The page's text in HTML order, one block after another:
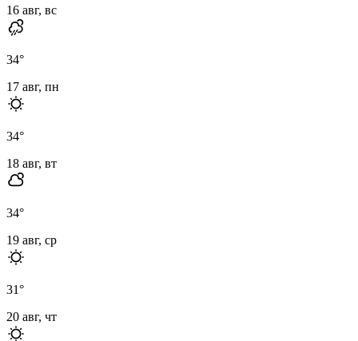
16 авг, вс
34°
17 авг, пн
34°
18 авг, вт
34°
19 авг, ср
31°
20 авг, чт